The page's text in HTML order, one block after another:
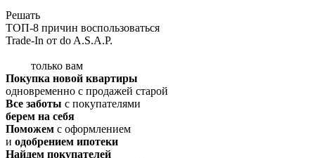
Решать
ТОП-8 причин воспользоваться
Trade-In от do A.S.A.P.
только вам
Покупка новой квартиры
одновременно с продажей старой
Все заботы с покупателями
берем на себя
Поможем с оформлением
и одобрением ипотеки
Найдем покупателей